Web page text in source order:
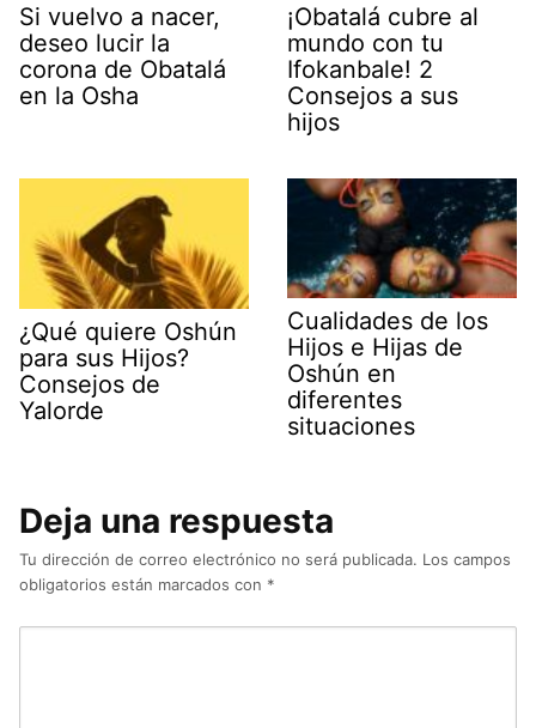
Si vuelvo a nacer,
deseo lucir la
corona de Obatalá
en la Osha
¡Obatalá cubre al
mundo con tu
Ifokanbale! 2
Consejos a sus
hijos
¿Qué quiere Oshún
para sus Hijos?
Consejos de
Yalorde
Cualidades de los
Hijos e Hijas de
Oshún en
diferentes
situaciones
Deja una respuesta
Tu dirección de correo electrónico no será publicada. Los campos
obligatorios están marcados con *